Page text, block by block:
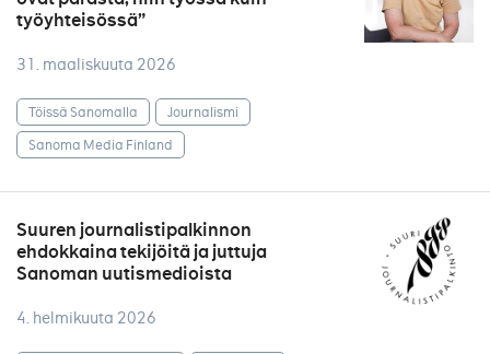
työyhteisössä”
31. maaliskuuta 2026
Töissä Sanomalla
Journalismi
Sanoma Media Finland
Suuren journalistipalkinnon
ehdokkaina tekijöitä ja juttuja
Sanoman uutismedioista
4. helmikuuta 2026